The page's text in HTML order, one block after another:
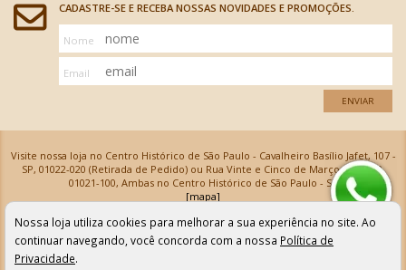
CADASTRE-SE E RECEBA NOSSAS NOVIDADES E PROMOÇÕES.
Nome
Email
ENVIAR
Visite nossa loja no Centro Histórico de São Paulo - Cavalheiro Basílio Jafet, 107 -
SP, 01022-020 (Retirada de Pedido) ou Rua Vinte e Cinco de Março, 576 - SP,
01021-100, Ambas no Centro Histórico de São Paulo - SP
[mapa]
Armarinhos Santa Cecília Ltda | CNPJ: 61.069.639/0001-18
Os preços e as condições de pagamento apresentadas na loja virtual não valem para nossa loja física e
podem sofrer alterações sem aviso prévio. Vendas com cartão de crédito sujeitas a análise e
confirmação de dados.
Nossa loja utiliza cookies para melhorar a sua experiência no site. Ao
continuar navegando, você concorda com a nossa Política de
Privacidade.